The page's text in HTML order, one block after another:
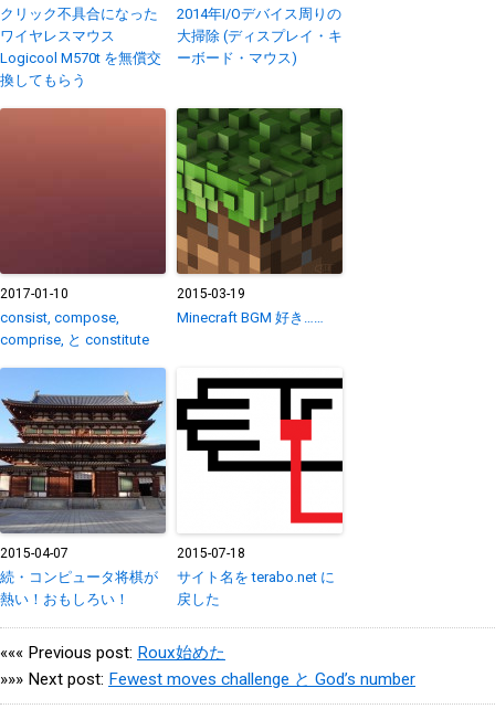
クリック不具合になった
ワイヤレスマウス
Logicool M570t を無償交
換してもらう
2014年I/Oデバイス周りの
大掃除 (ディスプレイ・キ
ーボード・マウス)
2017-01-10
consist, compose,
comprise, と constitute
2015-03-19
Minecraft BGM 好き……
2015-04-07
続・コンピュータ将棋が
熱い！おもしろい！
2015-07-18
サイト名を terabo.net に
戻した
««« Previous post: Roux始めた
»»» Next post: Fewest moves challenge と God’s number